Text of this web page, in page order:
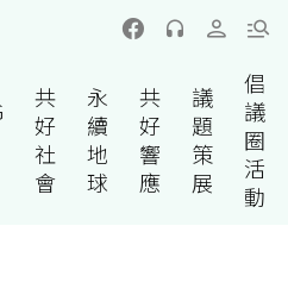
共
好
社
會
永
續
地
球
共
好
響
應
議
題
策
展
倡
議
圈
活
動